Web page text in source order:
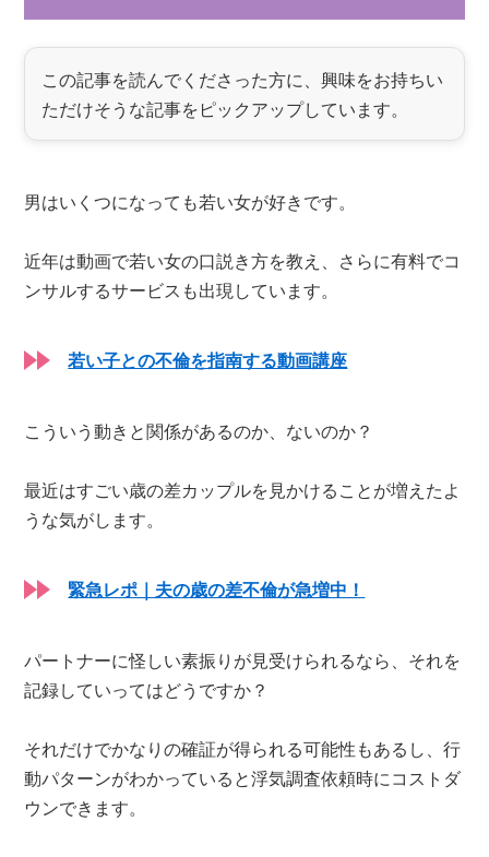
この記事を読んでくださった方に、興味をお持ちい
ただけそうな記事をピックアップしています。
男はいくつになっても若い女が好きです。
近年は動画で若い女の口説き方を教え、さらに有料でコ
ンサルするサービスも出現しています。
若い子との不倫を指南する動画講座
こういう動きと関係があるのか、ないのか？
最近はすごい歳の差カップルを見かけることが増えたよ
うな気がします。
緊急レポ｜夫の歳の差不倫が急増中！
パートナーに怪しい素振りが見受けられるなら、それを
記録していってはどうですか？
それだけでかなりの確証が得られる可能性もあるし、行
動パターンがわかっていると浮気調査依頼時にコストダ
ウンできます。